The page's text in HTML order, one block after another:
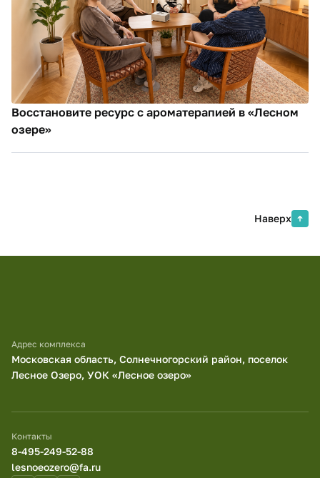
Восстановите ресурс с ароматерапией в «Лесном
озере»
Наверх
Адрес комплекса
Московская область, Солнечногорский район, поселок
Лесное Озеро, УОК «Лесное озеро»
Контакты
8-495-249-52-88
lesnoeozero@fa.ru